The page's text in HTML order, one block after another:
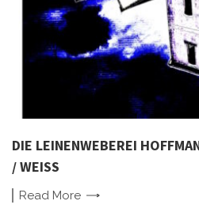
DIE LEINENWEBEREI
/ WEISS
Read More